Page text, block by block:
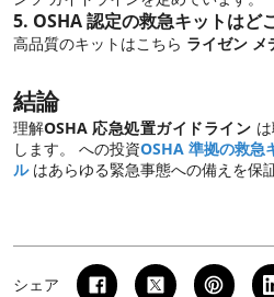
5. OSHA 認定の救急キットはど
高品質のキットはこちら ライゼン メ
結論
理解OSHA 応急処置ガイドライン
します。 への投資OSHA 準拠の救急
ルはあらゆる緊急事態への備えを保
シェア